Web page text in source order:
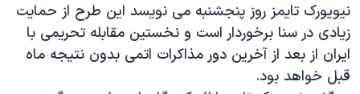
چهل سال گروگان‌گیری
قانون شفافیت دارائی کادر رهبری ایران
اعتراضات مردمی آبان ۹۸
نیویورک تایمز روز پنجشنبه می نویسد این طرح از حمایت
زیادی در سنا برخوردار است و نخستین مقابله تحریمی با
ایران از بعد از آخرین دور مذاکرات اتمی بدون نتیجه ماه
قبل خواهد بود.